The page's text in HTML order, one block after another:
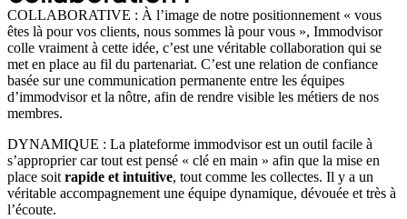
COLLABORATIVE : À l’image de notre positionnement « vous
êtes là pour vos clients, nous sommes là pour vous », Immodvisor
colle vraiment à cette idée, c’est une véritable collaboration qui se
met en place au fil du partenariat. C’est une relation de confiance
basée sur une communication permanente entre les équipes
d’immodvisor et la nôtre, afin de rendre visible les métiers de nos
membres.
DYNAMIQUE : La plateforme immodvisor est un outil facile à
s’approprier car tout est pensé « clé en main » afin que la mise en
place soit rapide et intuitive, tout comme les collectes. Il y a un
véritable accompagnement une équipe dynamique, dévouée et très à
l’écoute.